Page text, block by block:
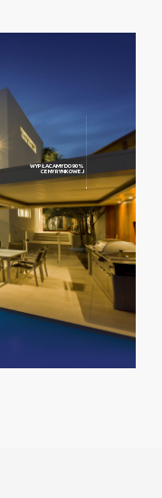
WYPŁACAMY DO 90%
CENY RYNKOWEJ